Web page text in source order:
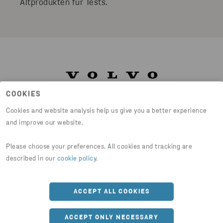
COOKIES
Cookies and website analysis help us give you a better experience
and improve our website.
Please choose your preferences. All cookies and tracking are
described in our cookie policy.
ACCEPT ALL COOKIES
ACCEPT ONLY NECESSARY
Altprodukten für Tests.
FAHRZEUGSITZEN
jemand eine neue Verwendung dafür findet.
Herausforderungen stellen, können wir neue